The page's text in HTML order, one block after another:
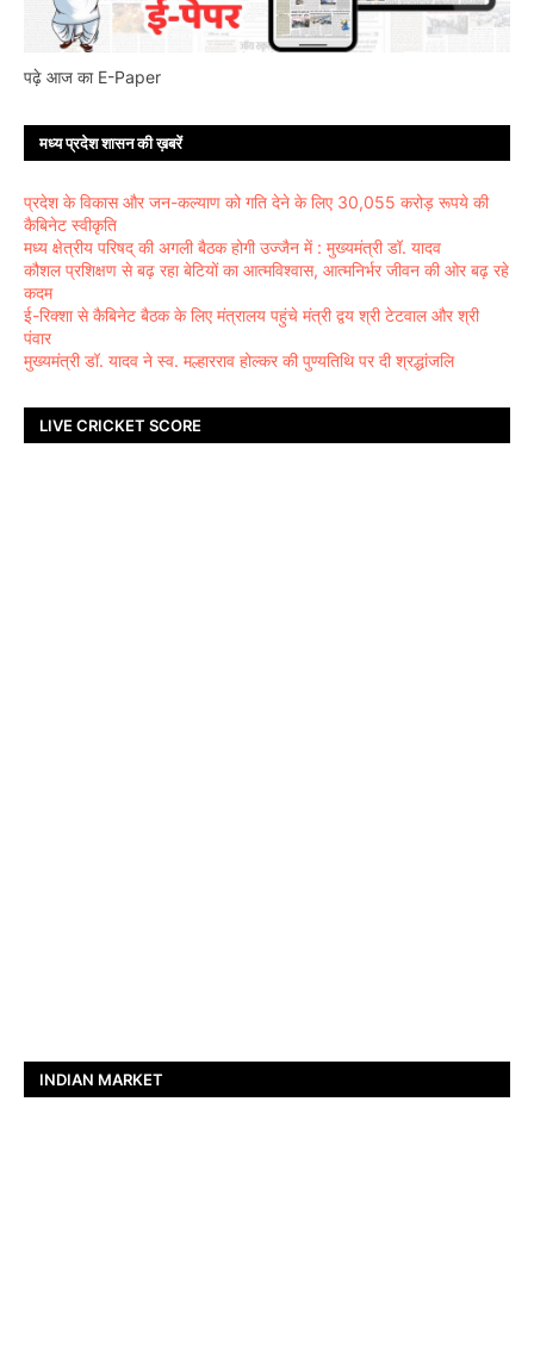
पढ़े आज का E-Paper
मध्य प्रदेश शासन की ख़बरें
प्रदेश के विकास और जन-कल्याण को गति देने के लिए 30,055 करोड़ रूपये की
कैबिनेट स्वीकृति
मध्य क्षेत्रीय परिषद् की अगली बैठक होगी उज्जैन में : मुख्यमंत्री डॉ. यादव
कौशल प्रशिक्षण से बढ़ रहा बेटियों का आत्मविश्वास, आत्मनिर्भर जीवन की ओर बढ़ रहे
कदम
ई-रिक्शा से कैबिनेट बैठक के लिए मंत्रालय पहुंचे मंत्री द्वय श्री टेटवाल और श्री
पंवार
मुख्यमंत्री डॉ. यादव ने स्व. मल्हारराव होल्कर की पुण्यतिथि पर दी श्रद्धांजलि
LIVE CRICKET SCORE
INDIAN MARKET